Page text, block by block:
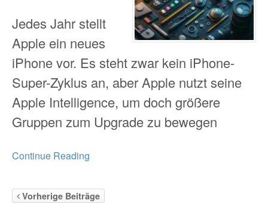
Jedes Jahr stellt
Apple ein neues
iPhone vor. Es steht zwar kein iPhone-
Super-Zyklus an, aber Apple nutzt seine
Apple Intelligence, um doch größere
Gruppen zum Upgrade zu bewegen
Continue Reading
Vorherige Beiträge